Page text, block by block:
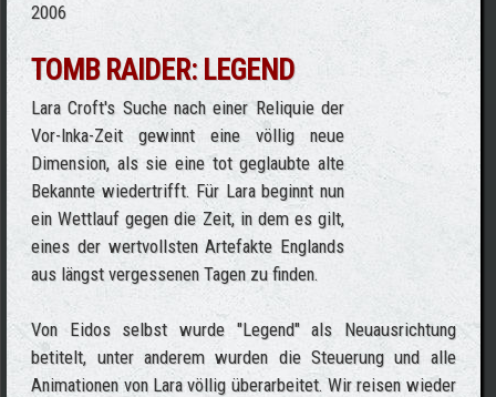
2006
TOMB RAIDER: LEGEND
Lara Croft's Suche nach einer Reliquie der
Vor-Inka-Zeit gewinnt eine völlig neue
Dimension, als sie eine tot geglaubte alte
Bekannte wiedertrifft. Für Lara beginnt nun
ein Wettlauf gegen die Zeit, in dem es gilt,
eines der wertvollsten Artefakte Englands
aus längst vergessenen Tagen zu finden.
Von Eidos selbst wurde "Legend" als Neuausrichtung
betitelt, unter anderem wurden die Steuerung und alle
Animationen von Lara völlig überarbeitet. Wir reisen wieder